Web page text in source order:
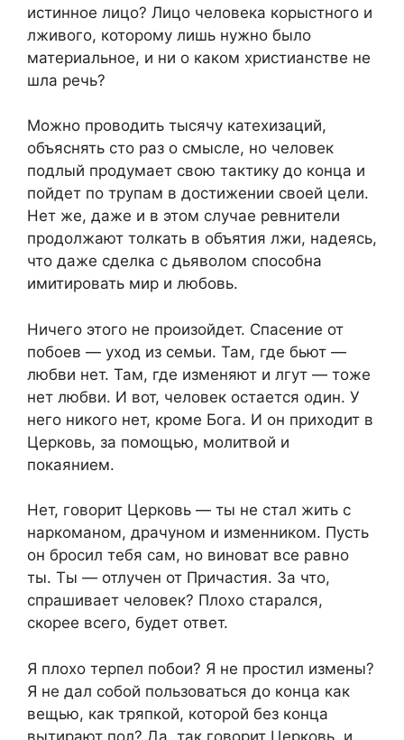
истинное лицо? Лицо человека корыстного и
лживого, которому лишь нужно было
материальное, и ни о каком христианстве не
шла речь?
Можно проводить тысячу катехизаций,
объяснять сто раз о смысле, но человек
подлый продумает свою тактику до конца и
пойдет по трупам в достижении своей цели.
Нет же, даже и в этом случае ревнители
продолжают толкать в объятия лжи, надеясь,
что даже сделка с дьяволом способна
имитировать мир и любовь.
Ничего этого не произойдет. Спасение от
побоев — уход из семьи. Там, где бьют —
любви нет. Там, где изменяют и лгут — тоже
нет любви. И вот, человек остается один. У
него никого нет, кроме Бога. И он приходит в
Церковь, за помощью, молитвой и
покаянием.
Нет, говорит Церковь — ты не стал жить с
наркоманом, драчуном и изменником. Пусть
он бросил тебя сам, но виноват все равно
ты. Ты — отлучен от Причастия. За что,
спрашивает человек? Плохо старался,
скорее всего, будет ответ.
Я плохо терпел побои? Я не простил измены?
Я не дал собой пользоваться до конца как
вещью, как тряпкой, которой без конца
вытирают пол? Да, так говорит Церковь, и